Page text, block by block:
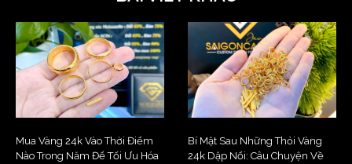
Mua Vàng 24k Vào Thời Điểm
Nào Trong Năm Để Tối Ưu Hóa
Bí Mật Sau Những Thỏi Vàng
24k Dập Nổi: Câu Chuyện Về